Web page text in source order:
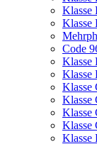
Klasse
Klasse
Code
Klasse
Klasse
Klasse
Klasse
Klasse
Klasse
Klasse